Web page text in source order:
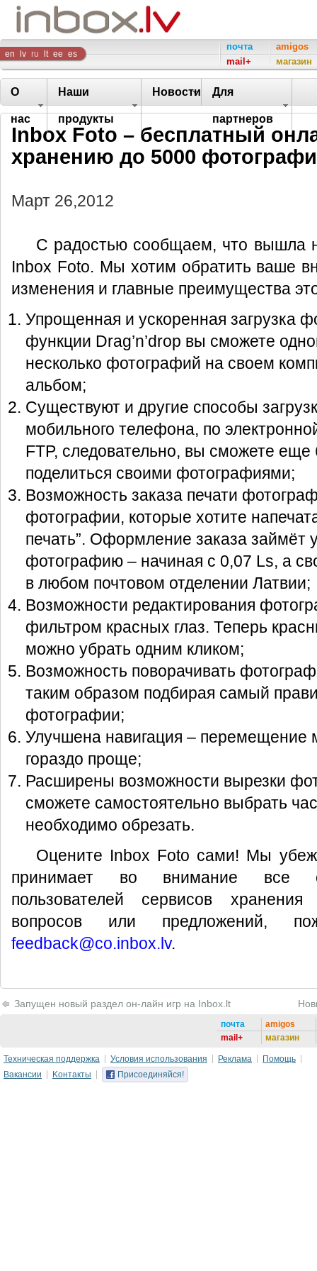
Inbox
Company
en lv ru lt ee es
почта
mail+
amigos
магазин
О
нас
Наши
продукты
Новости Для
партнеров
Inbox Foto – бесплатный
хранению до 5000
Март 26,2012
С радостью сообщаем, что вышла
Inbox Foto. Мы хотим обратить ваше
изменения и главные преимущества
Упрощенная и ускоренная загрузка
функции Drag’n’drop вы сможете
несколько фотографий на своем
альбом;
Существуют и другие способы
мобильного телефона, по
FTP, следовательно, вы сможете
поделиться своими фотографиями;
Возможность заказа печати
фотографии, которые хотите
печать”. Оформление заказа займёт
фотографию – начиная с 0,07 Ls, а
в любом почтовом отделении Латвии;
Возможности редактирования
фильтром красных глаз. Теперь
можно убрать одним кликом;
Возможность поворачивать
таким образом подбирая самый
фотографии;
Улучшена навигация – перемещение
гораздо проще;
Расширены возможности вырезки
сможете самостоятельно выбрать
необходимо обрезать.
Оцените Inbox Foto сами! Мы
принимает во внимание все
пользователей сервисов
вопросов или предложений,
feedback@co.inbox.lv.
Запущен новый раздел он-лайн игр на Inbox.lt
почта
mail+
amigos
магазин
Техническая поддержка Условия использования Реклама
Помощь
Вакансии
Kонтакты Присоединяйся!